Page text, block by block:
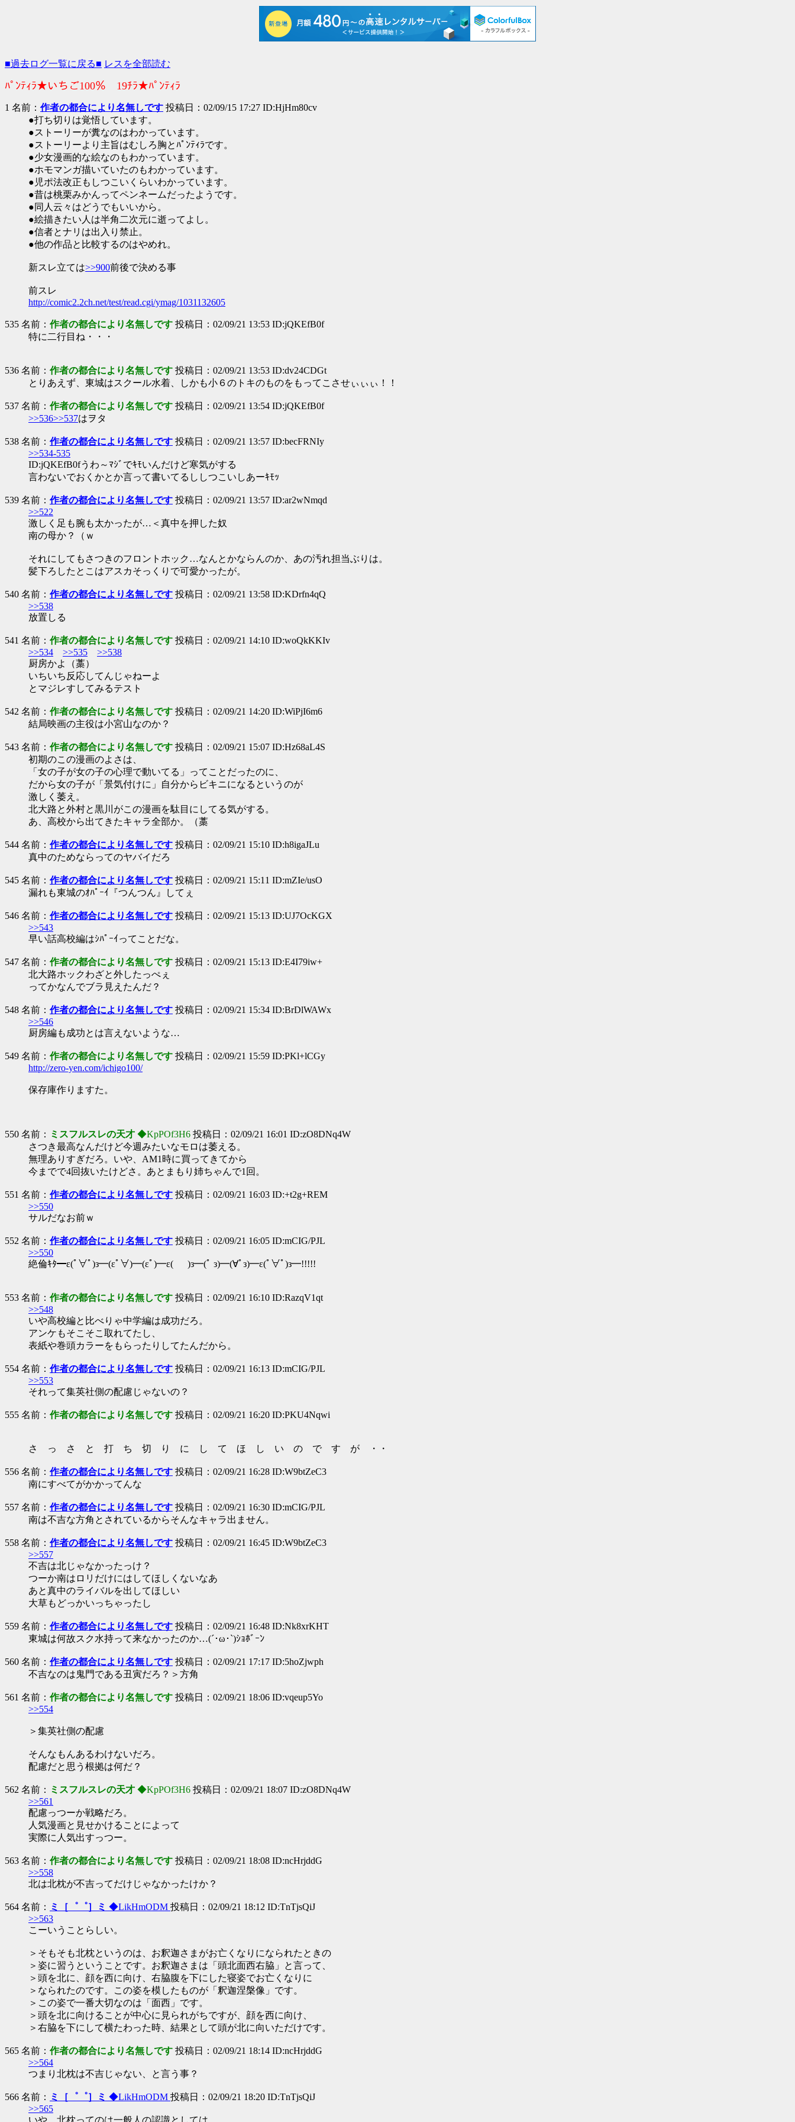
■過去ログ一覧に戻る■ レスを全部読む
ﾊﾟﾝﾃｨﾗ★いちご100％ 19ﾁﾗ★ﾊﾟﾝﾃｨﾗ
1 名前： 作者の都合により名無しです 投稿日：02/09/15 17:27 ID:HjHm80cv
●打ち切りは覚悟しています。
●ストーリーが糞なのはわかっています。
●ストーリーより主旨はむしろ胸とﾊﾟﾝﾃｨﾗです。
●少女漫画的な絵なのもわかっています。
●ホモマンガ描いていたのもわかっています。
●児ポ法改正もしつこいくらいわかっています。
●昔は桃栗みかんってペンネームだったようです。
●同人云々はどうでもいいから。
●絵描きたい人は半角二次元に逝ってよし。
●信者とナリは出入り禁止。
●他の作品と比較するのはやめれ。
新スレ立ては>>900前後で決める事
前スレ
http://comic2.2ch.net/test/read.cgi/ymag/1031132605
535 名前： 作者の都合により名無しです 投稿日：02/09/21 13:53 ID:jQKEfB0f
特に二行目ね・・・
536 名前： 作者の都合により名無しです 投稿日：02/09/21 13:53 ID:dv24CDGt
とりあえず、東城はスクール水着、しかも小６のトキのものをもってこさせぃぃぃ！！
537 名前： 作者の都合により名無しです 投稿日：02/09/21 13:54 ID:jQKEfB0f
>>536>>537はヲタ
538 名前： 作者の都合により名無しです 投稿日：02/09/21 13:57 ID:becFRNIy
>>534-535
ID:jQKEfB0fうわ～ﾏｼﾞでｷﾓいんだけど寒気がする
言わないでおくかとか言って書いてるししつこいしあーｷﾓｯ
539 名前： 作者の都合により名無しです 投稿日：02/09/21 13:57 ID:ar2wNmqd
>>522
激しく足も腕も太かったが…＜真中を押した奴
南の母か？（ｗ
それにしてもさつきのフロントホック…なんとかならんのか、あの汚れ担当ぶりは。
髪下ろしたとこはアスカそっくりで可愛かったが。
540 名前： 作者の都合により名無しです 投稿日：02/09/21 13:58 ID:KDrfn4qQ
>>538
放置しる
541 名前： 作者の都合により名無しです 投稿日：02/09/21 14:10 ID:woQkKKIv
>>534
>>535
>>538
厨房かよ（藁）
いちいち反応してんじゃねーよ
とマジレすしてみるテスト
542 名前： 作者の都合により名無しです 投稿日：02/09/21 14:20 ID:WiPjI6m6
結局映画の主役は小宮山なのか？
543 名前： 作者の都合により名無しです 投稿日：02/09/21 15:07 ID:Hz68aL4S
初期のこの漫画のよさは、
「女の子が女の子の心理で動いてる」ってことだったのに、
だから女の子が「景気付けに」自分からビキニになるというのが
激しく萎え。
北大路と外村と黒川がこの漫画を駄目にしてる気がする。
あ、高校から出てきたキャラ全部か。（藁
544 名前： 作者の都合により名無しです 投稿日：02/09/21 15:10 ID:h8igaJLu
真中のためならってのヤバイだろ
545 名前： 作者の都合により名無しです 投稿日：02/09/21 15:11 ID:mZIe/usO
漏れも東城のｵﾊﾟｰｲ『つんつん』してぇ
546 名前： 作者の都合により名無しです 投稿日：02/09/21 15:13 ID:UJ7OcKGX
>>543
早い話高校編はｼﾊﾟｰｲってことだな。
547 名前： 作者の都合により名無しです 投稿日：02/09/21 15:13 ID:E4I79iw+
北大路ホックわざと外したっぺぇ
ってかなんでブラ見えたんだ？
548 名前： 作者の都合により名無しです 投稿日：02/09/21 15:34 ID:BrDlWAWx
>>546
厨房編も成功とは言えないような…
549 名前： 作者の都合により名無しです 投稿日：02/09/21 15:59 ID:PKl+lCGy
http://zero-yen.com/ichigo100/
保存庫作りますた。
550 名前： ミスフルスレの天才 ◆KpPOf3H6 投稿日：02/09/21 16:01 ID:zO8DNq4W
さつき最高なんだけど今週みたいなモロは萎える。
無理ありすぎだろ。いや、AM1時に買ってきてから
今までで4回抜いたけどさ。あとまもり姉ちゃんで1回。
551 名前： 作者の都合により名無しです 投稿日：02/09/21 16:03 ID:+t2g+REM
>>550
サルだなお前ｗ
552 名前： 作者の都合により名無しです 投稿日：02/09/21 16:05 ID:mCIG/PJL
>>550
絶倫ｷﾀ━ε(ﾟ∀ﾟ)з━(εﾟ∀)━(εﾟ)━ε( )з━(ﾟ з)━(∀ﾟз)━ε(ﾟ∀ﾟ)з━!!!!!
553 名前： 作者の都合により名無しです 投稿日：02/09/21 16:10 ID:RazqV1qt
>>548
いや高校編と比べりゃ中学編は成功だろ。
アンケもそこそこ取れてたし、
表紙や巻頭カラーをもらったりしてたんだから。
554 名前： 作者の都合により名無しです 投稿日：02/09/21 16:13 ID:mCIG/PJL
>>553
それって集英社側の配慮じゃないの？
555 名前： 作者の都合により名無しです 投稿日：02/09/21 16:20 ID:PKU4Nqwi
さ っ さ と 打 ち 切 り に し て ほ し い の で す が ・・
556 名前： 作者の都合により名無しです 投稿日：02/09/21 16:28 ID:W9btZeC3
南にすべてがかかってんな
557 名前： 作者の都合により名無しです 投稿日：02/09/21 16:30 ID:mCIG/PJL
南は不吉な方角とされているからそんなキャラ出ません。
558 名前： 作者の都合により名無しです 投稿日：02/09/21 16:45 ID:W9btZeC3
>>557
不吉は北じゃなかったっけ？
つーか南はロリだけにはしてほしくないなあ
あと真中のライバルを出してほしい
大草もどっかいっちゃったし
559 名前： 作者の都合により名無しです 投稿日：02/09/21 16:48 ID:Nk8xrKHT
東城は何故スク水持って来なかったのか…(´･ω･`)ｼｮﾎﾞｰﾝ
560 名前： 作者の都合により名無しです 投稿日：02/09/21 17:17 ID:5hoZjwph
不吉なのは鬼門である丑寅だろ？＞方角
561 名前： 作者の都合により名無しです 投稿日：02/09/21 18:06 ID:vqeup5Yo
>>554
＞集英社側の配慮
そんなもんあるわけないだろ。
配慮だと思う根拠は何だ？
562 名前： ミスフルスレの天才 ◆KpPOf3H6 投稿日：02/09/21 18:07 ID:zO8DNq4W
>>561
配慮っつーか戦略だろ。
人気漫画と見せかけることによって
実際に人気出すっつー。
563 名前： 作者の都合により名無しです 投稿日：02/09/21 18:08 ID:ncHrjddG
>>558
北は北枕が不吉ってだけじゃなかったけか？
564 名前： ミ［゜゜］ミ ◆LikHmODM 投稿日：02/09/21 18:12 ID:TnTjsQiJ
>>563
こーいうことらしい。
＞そもそも北枕というのは、お釈迦さまがお亡くなりになられたときの
＞姿に習うということです。お釈迦さまは「頭北面西右脇」と言って、
＞頭を北に、顔を西に向け、右脇腹を下にした寝姿でお亡くなりに
＞なられたのです。この姿を模したものが「釈迦涅槃像」です。
＞この姿で一番大切なのは「面西」です。
＞頭を北に向けることが中心に見られがちですが、顔を西に向け、
＞右脇を下にして横たわった時、結果として頭が北に向いただけです。
565 名前： 作者の都合により名無しです 投稿日：02/09/21 18:14 ID:ncHrjddG
>>564
つまり北枕は不吉じゃない、と言う事？
566 名前： ミ［゜゜］ミ ◆LikHmODM 投稿日：02/09/21 18:20 ID:TnTjsQiJ
>>565
いや、北枕ってのは一般人の認識としては